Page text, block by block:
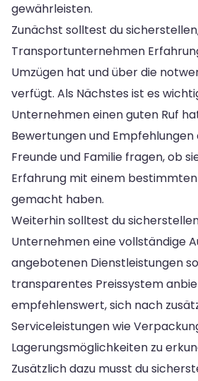
gewährleisten.
Zunächst solltest du
Transportunternehmen
Umzügen hat und über die
verfügt. Als Nächstes ist es
Unternehmen einen guten Ruf
Bewertungen und
Freunde und Familie fragen, ob
Erfahrung mit einem
gemacht haben.
Weiterhin solltest du
Unternehmen eine vollständige
angebotenen Dienstleistungen
transparentes Preissystem
empfehlenswert, sich nach
Serviceleistungen wie
Lagerungsmöglichkeiten zu
Zusätzlich dazu musst du